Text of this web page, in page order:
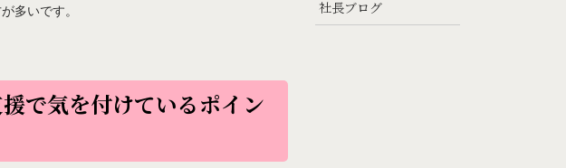
多いです。
で気を付けているポイン
社長ブログ